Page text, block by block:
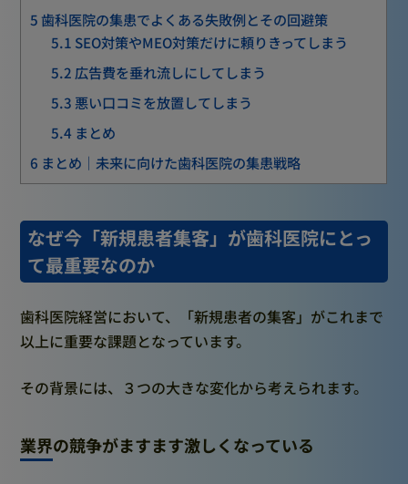
5歯科医院の集患でよくある失敗例とその回避策
5.1 SEO対策やMEO対策だけに頼りきってしまう
5.2 広告費を垂れ流しにしてしまう
5.3 悪い口コミを放置してしまう
5.4 まとめ
6 まとめ｜未来に向けた歯科医院の集患戦略
なぜ今「新規患者集客」が歯科医院にとっ
て最重要なのか
歯科医院経営において、「新規患者の集客」がこれまで
以上に重要な課題となっています。
その背景には、３つの大きな変化から考えられます。
業界の競争がますます激しくなっている